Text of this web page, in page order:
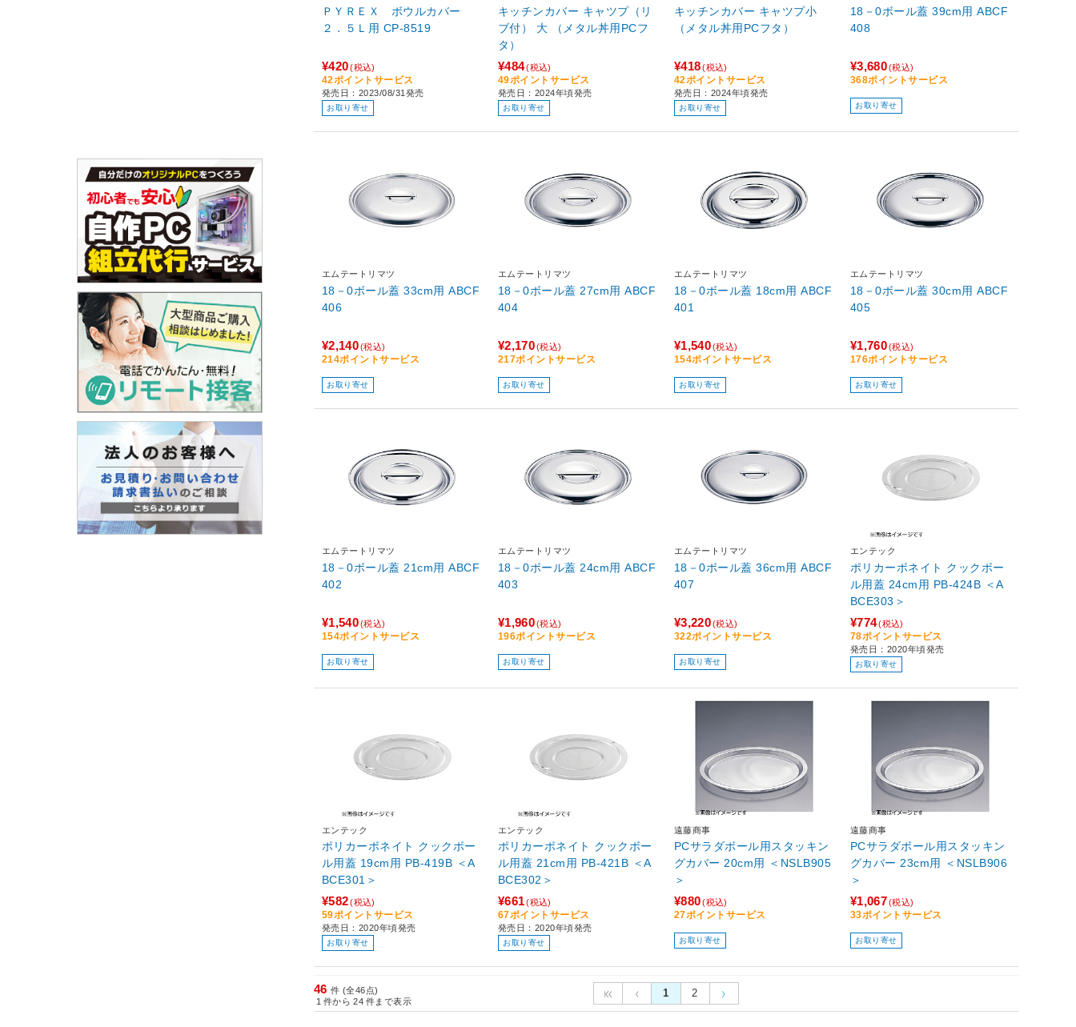
ＰＹＲＥＸ ボウルカバー
２．５Ｌ用 CP-8519
¥420 (税込)
42ポイントサービス
発売日：2023/08/31発売
お取り寄せ
キッチンカバー キャツプ（リ
ブ付） 大 （メタル丼用PCフ
タ）
¥484(税込)
49ポイントサービス
発売日：2024年頃発売
お取り寄せ
キッチンカバー キャツプ小
（メタル丼用PCフタ）
¥418 (税込)
42ポイントサービス
発売日：2024年頃発売
お取り寄せ
18－0ボール蓋 39cm用 ABCF
408
¥3,680(税込)
368ポイントサービス
お取り寄せ
エムテートリマツ
18－0ボール蓋 33cm用 ABCF
406
¥2,140(税込)
214ポイントサービス
お取り寄せ
エムテートリマツ
18－0ボール蓋 27cm用 ABCF
404
¥2,170(税込)
217ポイントサービス
お取り寄せ
エムテートリマツ
18－0ボール蓋 18cm用 ABCF
401
¥1,540(税込)
154ポイントサービス
お取り寄せ
エムテートリマツ
18－0ボール蓋 30cm用 ABCF
405
¥1,760(税込)
176ポイントサービス
お取り寄せ
エムテートリマツ
18－0ボール蓋 21cm用 ABCF
402
¥1,540(税込)
154ポイントサービス
お取り寄せ
エムテートリマツ
18－0ボール蓋 24cm用 ABCF
403
¥1,960(税込)
196ポイントサービス
お取り寄せ
エムテートリマツ
18－0ボール蓋 36cm用 ABCF
407
¥3,220(税込)
322ポイントサービス
お取り寄せ
エンテック
ポリカーボネイト クックボー
ル用蓋 24cm用 PB-424B ＜A
BCE303＞
¥774(税込)
78ポイントサービス
発売日：2020年頃発売
お取り寄せ
エンテック
ポリカーボネイト クックボー
ル用蓋 19cm用 PB-419B ＜A
BCE301＞
¥582 (税込)
59ポイントサービス
発売日：2020年頃発売
お取り寄せ
エンテック
ポリカーボネイト クックボー
ル用蓋 21cm用 PB-421B ＜A
BCE302＞
¥661 (税込)
67ポイントサービス
発売日：2020年頃発売
お取り寄せ
遠藤商事
PCサラダボール用スタッキン
グカバー 20cm用 ＜NSLB905
＞
¥880 (税込)
27ポイントサービス
お取り寄せ
遠藤商事
PCサラダボール用スタッキン
グカバー 23cm用 ＜NSLB906
＞
¥1,067(税込)
33ポイントサービス
お取り寄せ
46 件 (全46点)
1 件から 24 件まで表示
1 2